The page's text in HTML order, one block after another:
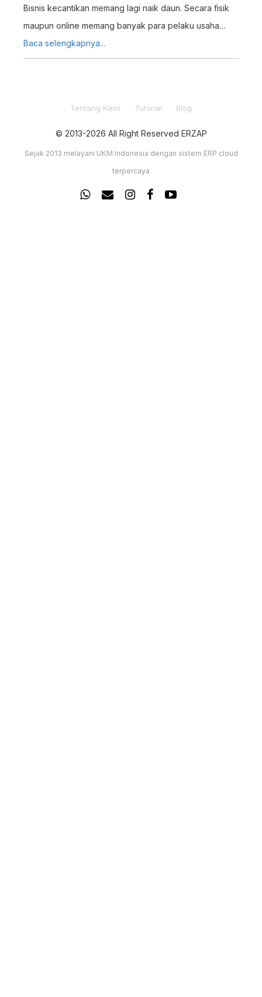
Bisnis kecantikan memang lagi naik daun. Secara fisik
maupun online memang banyak para pelaku usaha
yang menggeser mata pencahariannya ke bentuk
usaha jasa yang satu ini.
Baca selengkapnya...
Tentang Kami Tutorial Blog
© 2013-2026 All Right Reserved ERZAP
Sejak 2013 melayani UKM Indonesia dengan sistem ERP cloud
terpercaya